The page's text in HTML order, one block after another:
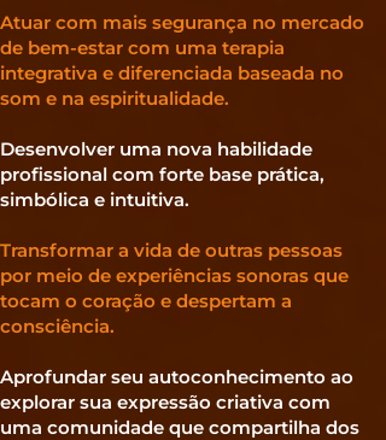
Atuar com mais segurança no mercado
de bem-estar com uma terapia
integrativa e diferenciada baseada no
som e na espiritualidade.
Desenvolver uma nova habilidade
profissional com forte base prática,
simbólica e intuitiva.
Transformar a vida de outras pessoas
por meio de experiências sonoras que
tocam o coração e despertam a
consciência.
Aprofundar seu autoconhecimento ao
explorar sua expressão criativa com
uma comunidade que compartilha dos